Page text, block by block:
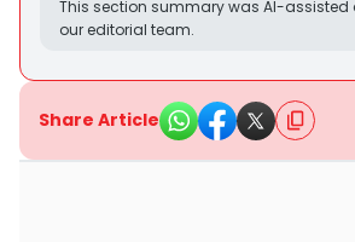
This section summary was AI-assisted
our editorial team.
Share Article